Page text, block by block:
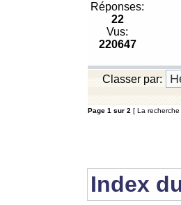
Réponses:
22
Vus:
220647
Classer par:
Page 1 sur 2 [ La
Index